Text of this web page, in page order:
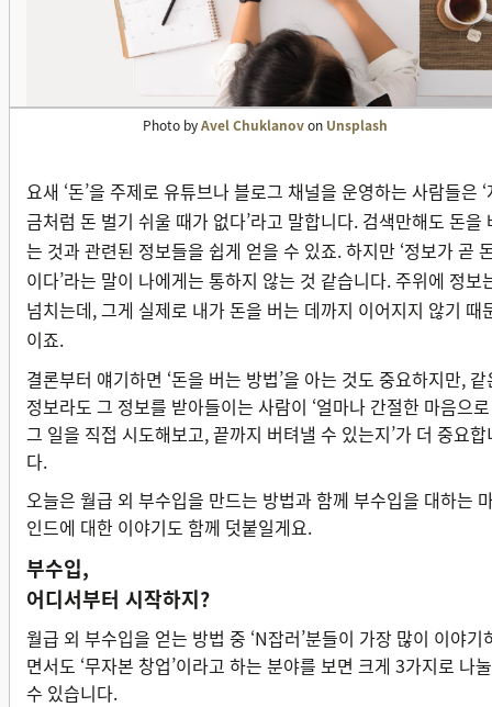
Photo byAvel Chuklanov on Unsplash
요새 ‘돈’을 주제로 유튜브나 블로그 채널을 운영하는 사람들은 ‘
금처럼 돈 벌기 쉬울 때가 없다’라고 말합니다. 검색만해도 돈을
는 것과 관련된 정보들을 쉽게 얻을 수 있죠. 하지만 ‘정보가 곧
이다’라는 말이 나에게는 통하지 않는 것 같습니다. 주위에 정보
넘치는데, 그게 실제로 내가 돈을 버는 데까지 이어지지 않기 때
이죠.
결론부터 얘기하면 ‘돈을 버는 방법’을 아는 것도 중요하지만, 같
정보라도 그 정보를 받아들이는 사람이 ‘얼마나 간절한 마음으로
그 일을 직접 시도해보고, 끝까지 버텨낼 수 있는지’가 더 중요합
다.
오늘은 월급 외 부수입을 만드는 방법과 함께 부수입을 대하는
인드에 대한 이야기도 함께 덧붙일게요.
부수입,
어디서부터 시작하지?
월급 외 부수입을 얻는 방법 중 ‘N잡러’분들이 가장 많이 이야기
면서도 ‘무자본 창업’이라고 하는 분야를 보면 크게 3가지로 나눌
수 있습니다.